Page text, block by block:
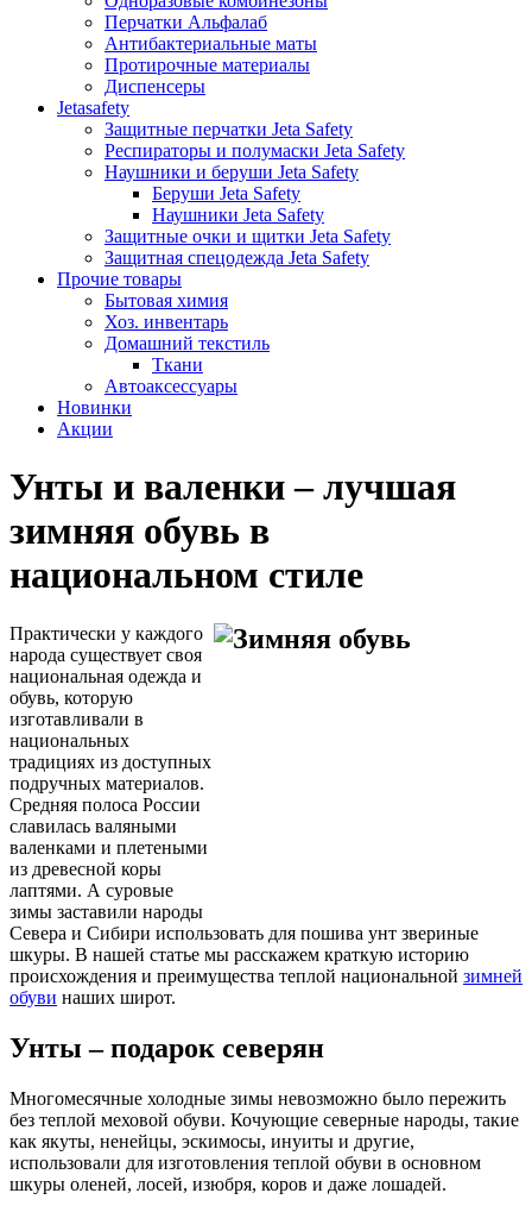
Перчатки Альфалаб
Антибактериальные маты
Протирочные материалы
Диспенсеры
Jetasafety
Защитные перчатки Jeta Safety
Респираторы и полумаски Jeta Safety
Наушники и беруши Jeta Safety
Беруши Jeta Safety
Наушники Jeta Safety
Защитные очки и щитки Jeta Safety
Защитная спецодежда Jeta Safety
Прочие товары
Бытовая химия
Хоз. инвентарь
Домашний текстиль
Ткани
Автоаксессуары
Новинки
Акции
Унты и валенки – лучшая
зимняя обувь в
национальном стиле
Практически у каждого
народа существует своя
национальная одежда и
обувь, которую
изготавливали в
национальных
традициях из доступных
подручных материалов.
Средняя полоса России
славилась валяными
валенками и плетеными
из древесной коры
лаптями. А суровые
зимы заставили народы
Севера и Сибири использовать для пошива унт звериные
шкуры. В нашей статье мы расскажем краткую историю
происхождения и преимущества теплой национальной зимней
обуви наших широт.
Унты – подарок северян
Многомесячные холодные зимы невозможно было пережить
без теплой меховой обуви. Кочующие северные народы, такие
как якуты, ненейцы, эскимосы, инуиты и другие,
использовали для изготовления теплой обуви в основном
шкуры оленей, лосей, изюбря, коров и даже лошадей.